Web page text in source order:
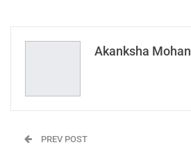
Email
Akanksha Mohan
PREV POST